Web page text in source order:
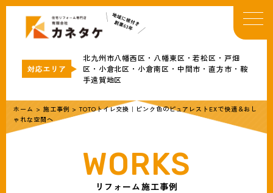
TOP
イベント・お知らせ
カネタケについて
補助金情報
リフォームメニュー
会社概要
北九州市八幡西区・八幡東区・若松区・戸畑
区・小倉北区・小倉南区・中間市・直方市・鞍
手遠賀地区
ホーム > 施工事例 >TOTOトイレ交換｜ピンク色のピュアレストEXで快適＆おし
ゃれな空間へ
リフォーム施工事例